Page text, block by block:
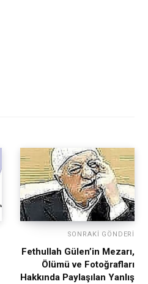
SONRAKI GÖNDERI
Fethullah Gülen’in Mezarı,
Ölümü ve Fotoğrafları
Hakkında Paylaşılan Yanlış